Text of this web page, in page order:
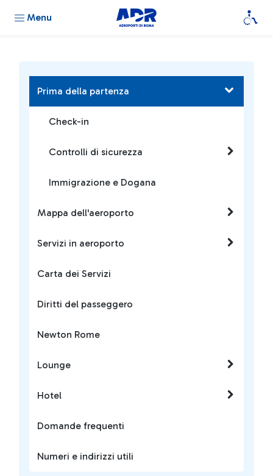
Menu
Prima della partenza
Check-in
Controlli di sicurezza
Immigrazione e Dogana
Mappa dell'aeroporto
Servizi in aeroporto
Carta dei Servizi
Diritti del passeggero
Newton Rome
Lounge
Hotel
Domande frequenti
Numeri e indirizzi utili